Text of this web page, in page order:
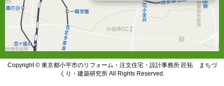
Copyright © 東京都小平市のリフォーム・注文住宅・設計事務所 匠拓 まちづ
くり・建築研究所 All Rights Reserved.